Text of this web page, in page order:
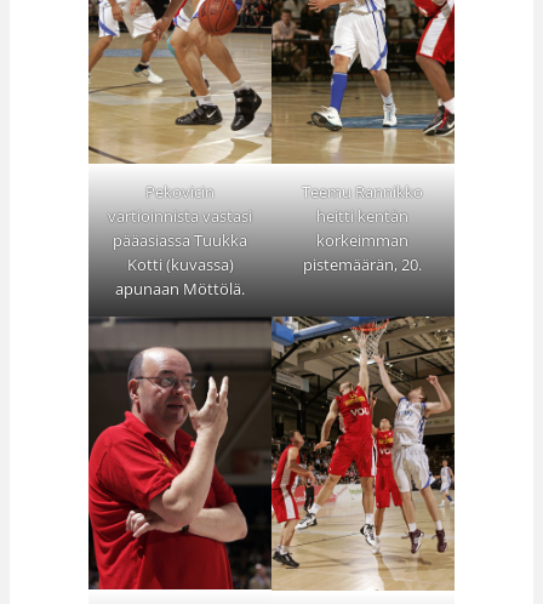
Pekovicin
vartioinnista vastasi
pääasiassa Tuukka
Kotti (kuvassa)
apunaan Möttölä.
Teemu Rannikko
heitti kentän
korkeimman
pistemäärän, 20.